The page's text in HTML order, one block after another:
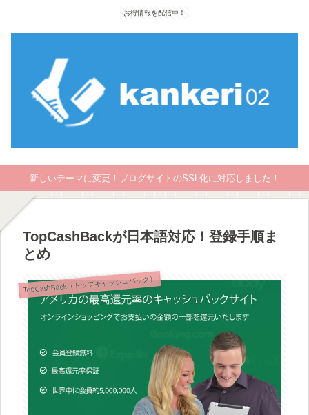
お得情報を配信中！
新しいテーマに変更！ブログサイトのSSL化に対応しました！
TopCashBackが日本語対応！登録手順ま
とめ
TopCashBack（トップキャッシュバック）